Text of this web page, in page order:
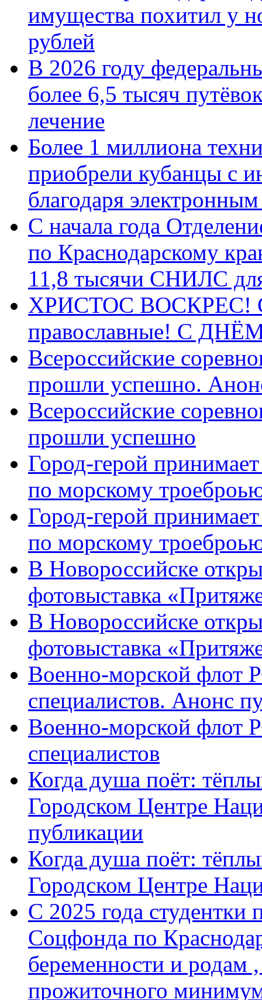
имущества похитил у
рублей
В 2026 году
более 6,5 тысяч
лечение
Более 1 миллиона
приобрели кубанцы с
благодаря
С начала года
по Краснодарскому
11,8 тысячи СНИЛС
ХРИСТОС ВОСКРЕС! С
православные! C
Всероссийские
прошли успешно.
Всероссийские
прошли успешно
Город-герой
по морскому
Город-герой
по морскому
В Новороссийске
фотовыставка
В Новороссийске
фотовыставка
Военно-морской флот
специалистов. Анонс
Военно-морской флот
специалистов
Когда душа поёт:
Городском Центре
публикации
Когда душа поёт:
Городском Центре
С 2025 года студентки
Соцфонда по
беременности и родам
прожиточного